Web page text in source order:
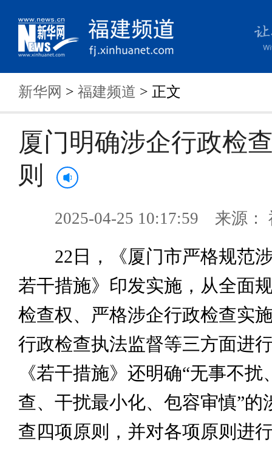
新华网 > 福建频道 > 正文
厦门明确涉企行政检
则
2025-04-25 10:17:59 来源：
22日，《厦门市严格规范涉
若干措施》印发实施，从全面
检查权、严格涉企行政检查实
行政检查执法监督等三方面进
《若干措施》还明确“无事不扰
查、干扰最小化、包容审慎”的
查四项原则，并对各项原则进